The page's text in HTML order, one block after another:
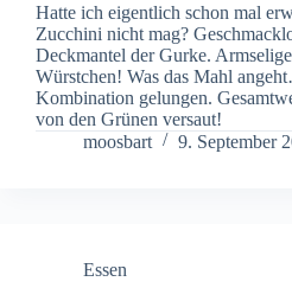
Hatte ich eigentlich schon mal
Zucchini nicht mag?
Deckmantel der Gurke.
Würstchen! Was das Mahl
Kombination gelungen.
von den Grünen versaut!
moosbart
9. September
Essen